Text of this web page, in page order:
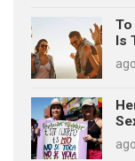
To
Is